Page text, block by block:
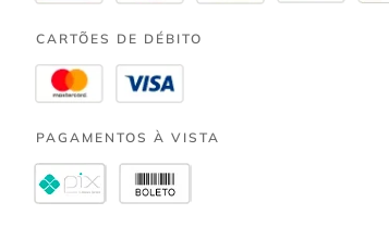
CARTÕES DE DÉBITO
PAGAMENTOS À VISTA